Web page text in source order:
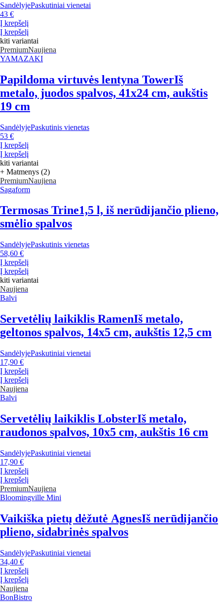
SandėlyjePaskutiniai vienetai
43 €
Į krepšelį
Į krepšelį
kiti variantai
PremiumNaujiena
YAMAZAKI
Papildoma virtuvės lentyna TowerIš
metalo, juodos spalvos, 41x24 cm, aukštis
19 cm
SandėlyjePaskutinis vienetas
53 €
Į krepšelį
Į krepšelį
kiti variantai
+ Matmenys (2)
PremiumNaujiena
Sagaform
Termosas Trine1,5 l, iš nerūdijančio plieno,
smėlio spalvos
SandėlyjePaskutinis vienetas
58,60 €
Į krepšelį
Į krepšelį
kiti variantai
Naujiena
Balvi
Servetėlių laikiklis RamenIš metalo,
geltonos spalvos, 14x5 cm, aukštis 12,5 cm
SandėlyjePaskutiniai vienetai
17,90 €
Į krepšelį
Į krepšelį
Naujiena
Balvi
Servetėlių laikiklis LobsterIš metalo,
raudonos spalvos, 10x5 cm, aukštis 16 cm
SandėlyjePaskutiniai vienetai
17,90 €
Į krepšelį
Į krepšelį
PremiumNaujiena
Bloomingville Mini
Vaikiška pietų dėžutė AgnesIš nerūdijančio
plieno, sidabrinės spalvos
SandėlyjePaskutiniai vienetai
34,40 €
Į krepšelį
Į krepšelį
Naujiena
BonBistro